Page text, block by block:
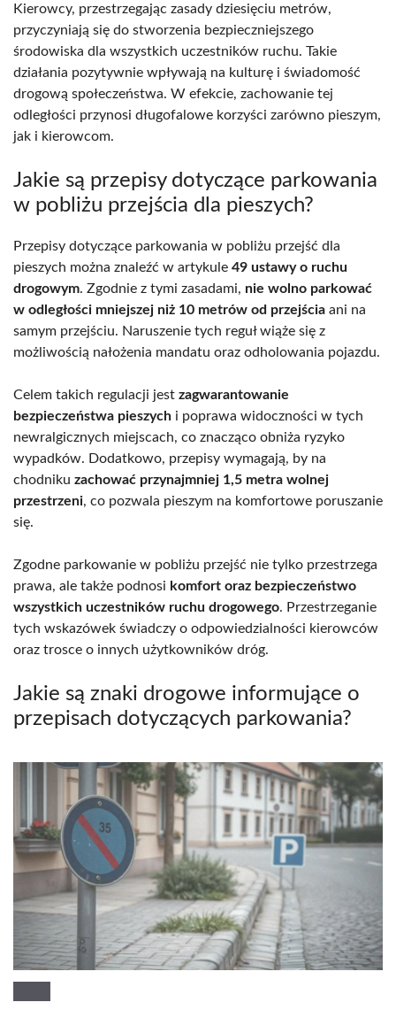
Kierowcy, przestrzegając zasady dziesięciu metrów,
przyczyniają się do stworzenia bezpieczniejszego
środowiska dla wszystkich uczestników ruchu. Takie
działania pozytywnie wpływają na kulturę i świadomość
drogową społeczeństwa. W efekcie, zachowanie tej
odległości przynosi długofalowe korzyści zarówno pieszym,
jak i kierowcom.
Jakie są przepisy dotyczące parkowania
w pobliżu przejścia dla pieszych?
Przepisy dotyczące parkowania w pobliżu przejść dla
pieszych można znaleźć w artykule 49 ustawy o ruchu
drogowym. Zgodnie z tymi zasadami, nie wolno parkować
w odległości mniejszej niż 10 metrów od przejścia ani na
samym przejściu. Naruszenie tych reguł wiąże się z
możliwością nałożenia mandatu oraz odholowania pojazdu.
Celem takich regulacji jest zagwarantowanie
bezpieczeństwa pieszych i poprawa widoczności w tych
newralgicznych miejscach, co znacząco obniża ryzyko
wypadków. Dodatkowo, przepisy wymagają, by na
chodniku zachować przynajmniej 1,5 metra wolnej
przestrzeni, co pozwala pieszym na komfortowe poruszanie
się.
Zgodne parkowanie w pobliżu przejść nie tylko przestrzega
prawa, ale także podnosi komfort oraz bezpieczeństwo
wszystkich uczestników ruchu drogowego. Przestrzeganie
tych wskazówek świadczy o odpowiedzialności kierowców
oraz trosce o innych użytkowników dróg.
Jakie są znaki drogowe informujące o
przepisach dotyczących parkowania?